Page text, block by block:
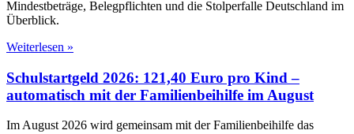
Mindestbeträge, Belegpflichten und die Stolperfalle Deutschland im
Überblick.
Weiterlesen »
Schulstartgeld 2026: 121,40 Euro pro Kind –
automatisch mit der Familienbeihilfe im August
Im August 2026 wird gemeinsam mit der Familienbeihilfe das